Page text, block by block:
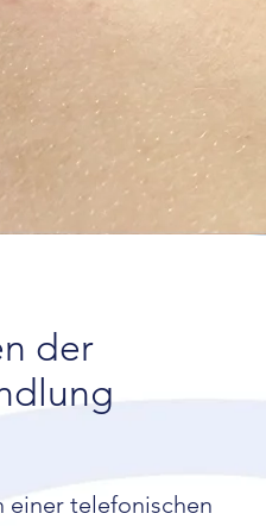
der
einer telefonischen